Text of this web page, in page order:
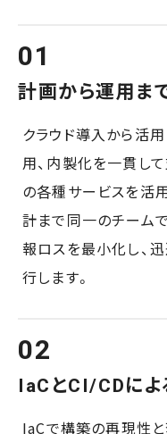
計画から運用ま
クラウド導入から活
用、内製化を一貫し
の各種サービスを活
計まで同一のチーム
報ロスを最小化し、
行します。
IaCとCI/CDに
IaCで構築の再現性と